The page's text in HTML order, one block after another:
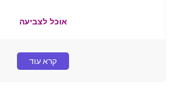
אוכל לצביעה
קרא עוד